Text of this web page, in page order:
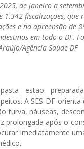
de janeiro a
1.342 fiscalizações, que
e na apreensão de
em todo o DF.
Agência Saúde DF
estão
A SES-DF
turva, náuseas,
prolongada após o
imediatamente